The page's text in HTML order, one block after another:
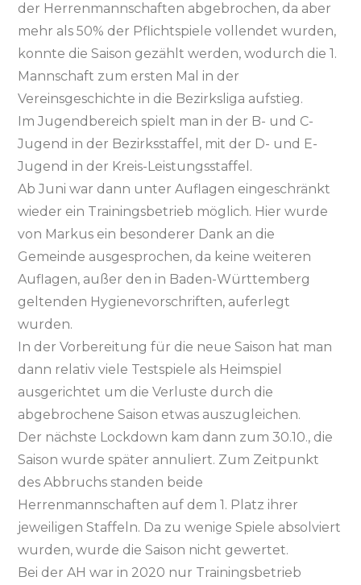
der Herrenmannschaften abgebrochen, da aber
mehr als 50% der Pflichtspiele vollendet wurden,
konnte die Saison gezählt werden, wodurch die 1.
Mannschaft zum ersten Mal in der
Vereinsgeschichte in die Bezirksliga aufstieg.
Im Jugendbereich spielt man in der B- und C-
Jugend in der Bezirksstaffel, mit der D- und E-
Jugend in der Kreis-Leistungsstaffel.
Ab Juni war dann unter Auflagen eingeschränkt
wieder ein Trainingsbetrieb möglich. Hier wurde
von Markus ein besonderer Dank an die
Gemeinde ausgesprochen, da keine weiteren
Auflagen, außer den in Baden-Württemberg
geltenden Hygienevorschriften, auferlegt
wurden.
In der Vorbereitung für die neue Saison hat man
dann relativ viele Testspiele als Heimspiel
ausgerichtet um die Verluste durch die
abgebrochene Saison etwas auszugleichen.
Der nächste Lockdown kam dann zum 30.10., die
Saison wurde später annuliert. Zum Zeitpunkt
des Abbruchs standen beide
Herrenmannschaften auf dem 1. Platz ihrer
jeweiligen Staffeln. Da zu wenige Spiele absolviert
wurden, wurde die Saison nicht gewertet.
Bei der AH war in 2020 nur Trainingsbetrieb